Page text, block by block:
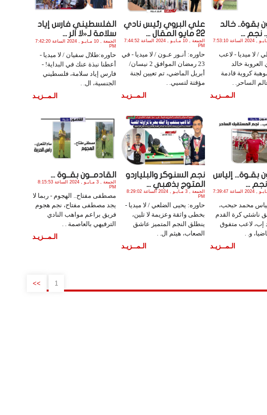
بقوة.. خالد
نجم ...
الجمعة , 17 مـايـو , 2024 الساعة 7:53:10
/ لا ميديا - لاعب
العروبة خالد
كروية قادمة
الساحر. .
الـمــزيـد
علي البروي رئيس نادي
22 مايو المقال ...
الجمعة , 10 مـايـو , 2024 الساعة 7:44:52
PM
حاوره: أنـور عـون / لا ميديا - في
23 رمضان الموافق 2 نيسان/
أبريل الماضي، تم تعيين لجنة
مؤقتة لتسيي. .
الـمــزيـد
الفلسطيني فارس إياد
سلامة لـ«لا الر ...
الجمعة , 10 مـايـو , 2024 الساعة 7:42:20
PM
حاوره:طلال سفيان / لا ميديا -
أعطنا نبذة عنك في البداية! -
فارس إياد سلامة، فلسطيني
الجنسية، ال. .
الـمــزيـد
بقـوة... إلياس
...
الجمعة , 10 مـايـو , 2024 الساعة 7:39:47
محمد حبحب،
ناشئي كرة القدم
إب، لاعب متفوق
و. .
الـمــزيـد
نجم السنوكر والبلياردو
المتوج بذهبي ...
الجمعة , 3 مـايـو , 2024 الساعة 8:29:02
PM
حاوره: يحيى الضلعي / لا ميديا -
بخطى واثقة وعزيمة لا تلين،
ينطلق النجم المتميز عاشق
الصعاب، هيثم ال. .
الـمــزيـد
القادمــون بقــوة ...
الجمعة , 3 مـايـو , 2024 الساعة 8:15:53
PM
مصطفى مفتاح.. الهجوم - ربما لا
يجد مصطفى مفتاح، نجم هجوم
فريق براعم مواهب النادي
الترفيهي بالعاصمة . .
الـمــزيـد
1
>>